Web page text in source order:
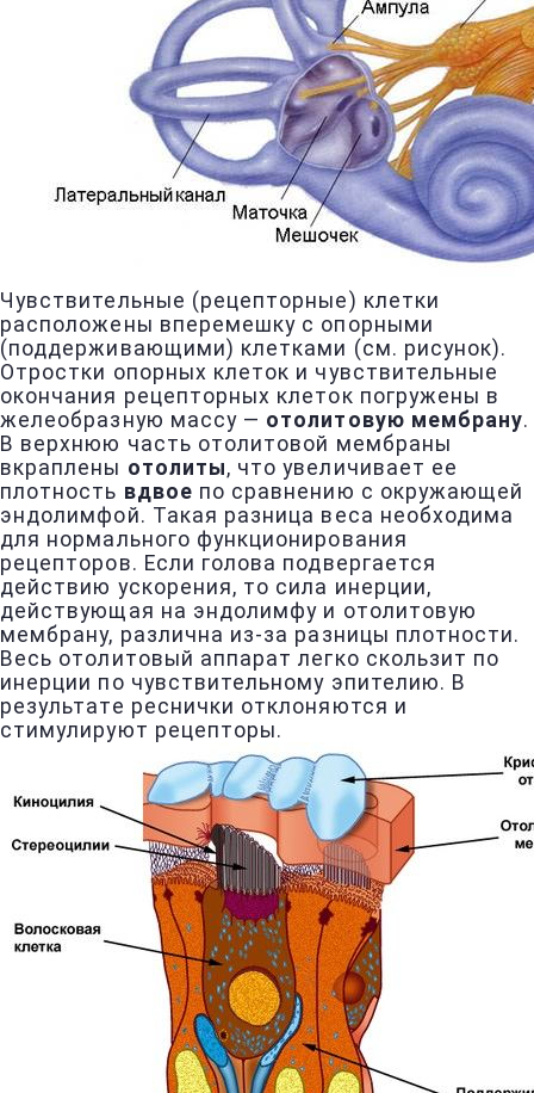
Чувствительные (рецепторные) клетки
расположены вперемешку с опорными
(поддерживающими) клетками (см. рисунок).
Отростки опорных клеток и чувствительные
окончания рецепторных клеток погружены в
желеобразную массу — отолитовую мембрану.
В верхнюю часть отолитовой мембраны
вкраплены отолиты, что увеличивает ее
плотность вдвое по сравнению с окружающей
эндолимфой. Такая разница веса необходима
для нормального функционирования
рецепторов. Если голова подвергается
действию ускорения, то сила инерции,
действующая на эндолимфу и отолитовую
мембрану, различна из-за разницы плотности.
Весь отолитовый аппарат легко скользит по
инерции по чувствительному эпителию. В
результате реснички отклоняются и
стимулируют рецепторы.